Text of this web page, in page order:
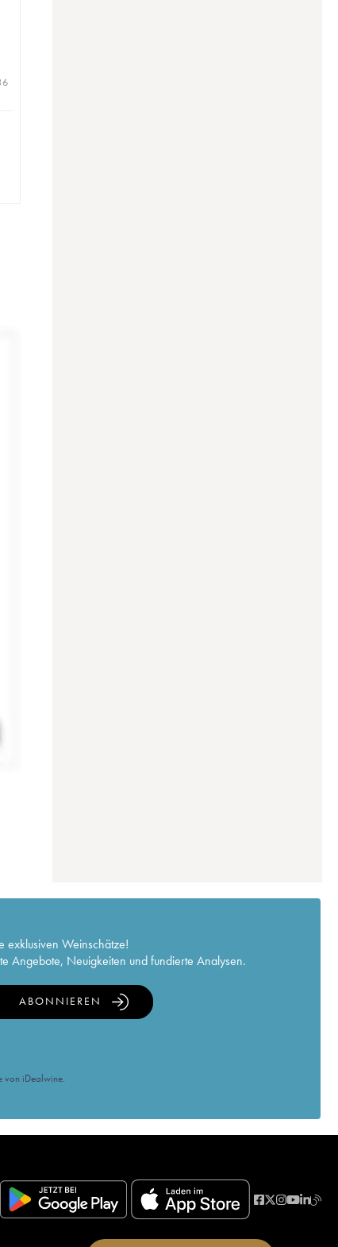
exklusiven Weinschätze!
Angebote, Neuigkeiten und fundierte Analysen.
ABONNIEREN
von iDealwine.